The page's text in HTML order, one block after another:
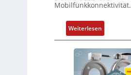
n
e
n
-
C
l
ä
s
s
Mobilfunkkonnektivität.
Weiterlesen:
M
o
b
i